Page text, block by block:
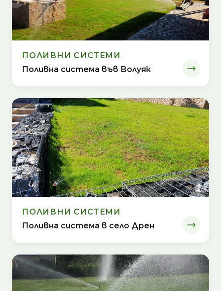
ПОЛИВНИ СИСТЕМИ
Поливна система във Волуяк
ПОЛИВНИ СИСТЕМИ
Поливна система в село Дрен